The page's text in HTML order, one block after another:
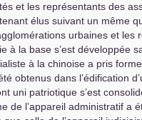
et les représentants des
élus suivant un même
urbaines et les
à la base s’est développée
à la chinoise a pris
obtenus dans l’édification
uni patriotique s’est
de l’appareil administratif a